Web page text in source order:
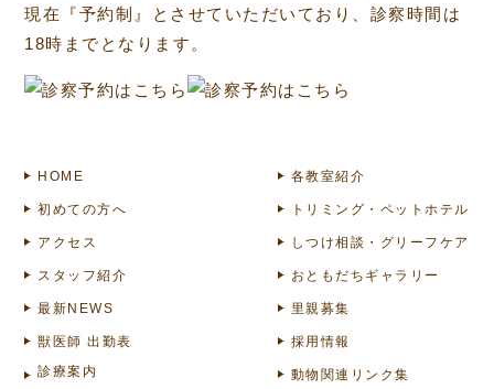
現在『予約制』とさせていただいており、診察時間は
18時までとなります。
HOME
初めての方へ
アクセス
スタッフ紹介
最新NEWS
獣医師 出勤表
診療案内
各教室紹介
トリミング・ペットホテル
しつけ相談・グリーフケア
おともだちギャラリー
里親募集
採用情報
動物関連リンク集